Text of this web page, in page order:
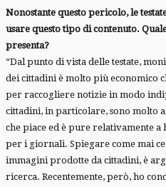
Nonostante questo pericolo, le
usare questo tipo di contenuto.
presenta?
“Dal punto di vista delle testate,
dei cittadini è molto più economico
per raccogliere notizie in modo
cittadini, in particolare, sono molto
che piace ed è pure relativamente
per i giornali. Spiegare come mai
immagini prodotte da cittadini, è
ricerca. Recentemente, però, ho